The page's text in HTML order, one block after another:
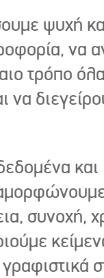
ψυχή
να
τρόπο
να
και
συνοχή,